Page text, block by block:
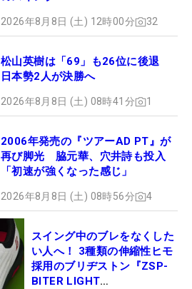
2026年8月8日 (土) 12時00分 32
松山英樹は「69」も26位に後退
日本勢2人が決勝へ
2026年8月8日 (土) 08時41分 1
2006年発売の『ツアーAD PT』が
再び脚光 脇元華、穴井詩も投入
「初速が強くなった感じ」
2026年8月8日 (土) 08時56分 4
スイング中のブレをなくした
い人へ！ 3種類の伸縮性ヒモ
採用のブリヂストン『ZSP-
BITER LIGHT